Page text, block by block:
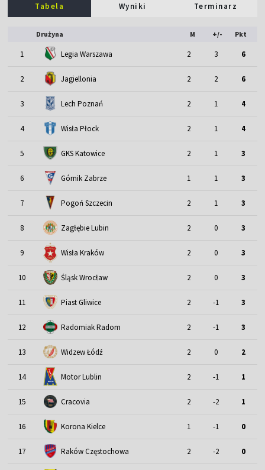
Tabela Wyniki Terminarz
Drużyna M +/- Pkt
1 Legia Warszawa 2 3 6
2 Jagiellonia 2 2 6
3 Lech Poznań 2 1 4
4 Wisła Płock 2 1 4
5 GKS Katowice 2 1 3
6 Górnik Zabrze 1 1 3
7 Pogoń Szczecin 2 1 3
8 Zagłębie Lubin 2 0 3
9 Wisła Kraków 2 0 3
10 Śląsk Wrocław 2 0 3
11 Piast Gliwice 2 -1 3
12 Radomiak Radom 2 -1 3
13 Widzew Łódź 2 0 2
14 Motor Lublin 2 -1 1
15 Cracovia 2 -2 1
16 Korona Kielce 1 -1 0
17 Raków Częstochowa 2 -2 0